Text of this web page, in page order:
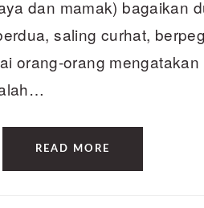
dan mamak) bagaikan
saling curhat,
orang-orang
READ MORE